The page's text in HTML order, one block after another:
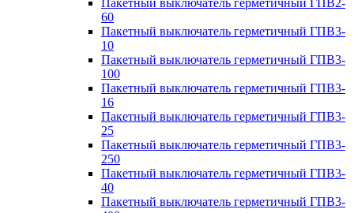
Пакетный выключатель герметичный ГПВ2-
60
Пакетный выключатель герметичный ГПВ3-
10
Пакетный выключатель герметичный ГПВ3-
100
Пакетный выключатель герметичный ГПВ3-
16
Пакетный выключатель герметичный ГПВ3-
25
Пакетный выключатель герметичный ГПВ3-
250
Пакетный выключатель герметичный ГПВ3-
40
Пакетный выключатель герметичный ГПВ3-